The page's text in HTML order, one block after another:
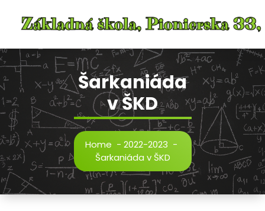
content
Šarkaniáda
v ŠKD
Home - 2022-2023 -
Šarkaniáda v ŠKD